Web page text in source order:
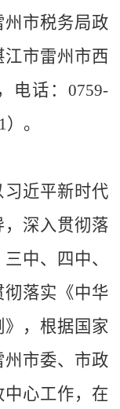
市税务局政
市雷州市西
电话：0759-
。
习近平新时代
深入贯彻落
中、四中、
落实《中华
，根据国家
市委、市政
心工作，在